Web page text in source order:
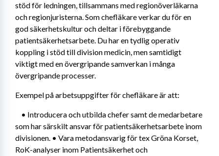
stöd för ledningen, tillsammans med regionöverläkarna
och regionjuristerna. Som chefläkare verkar du för en
god säkerhetskultur och deltar i förebyggande
patientsäkerhetsarbete. Du har en tydlig operativ
koppling i stöd till division medicin, men samtidigt
viktigt med en övergripande samverkan i många
övergripande processer.
Exempel på arbetsuppgifter för chefläkare är att:
som har särskilt ansvar för patientsäkerhetsarbete inom
divisionen. • Vara metodansvarig för tex Gröna Korset,
RoK-analyser inom Patientsäkerhet och